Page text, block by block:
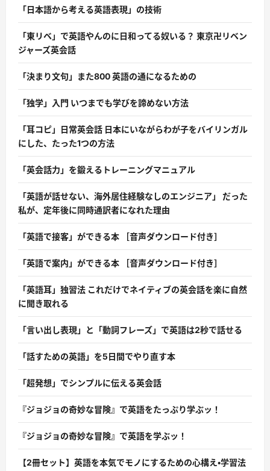
「日本語から考える英語表現」の技術
「東リベ」で英語やんのに日和ってる奴いる？ 東京卍リベン
ジャーズ英会話
「決まり文句」また800 英語の通になるための
「独学」入門 いつまでも学びを諦めない方法
「耳コピ」日常英会話 日本にいながらわが子をバイリンガル
にした、たった1つの方法
「英会話力」を鍛えるトレーニングマニュアル
「英語が話せない、海外居住経験なしのエンジニア」 だった
私が、定年後に同時通訳者になれた理由
「英語で接客」ができる本 ［音声ダウンロード付き］
「英語で案内」ができる本 ［音声ダウンロード付き］
「英語耳」独習法 これだけでネイティブの英会話を楽に自然
に聞き取れる
「言い出し表現」と「動詞フレーズ」で英語は2秒で話せる
「話すための英語」を5日間でやり直す本
「超発想」でシンプルに伝える英会話
『ジョジョの奇妙な冒険』で英語をたっぷり学ぶッ！
『ジョジョの奇妙な冒険』で英語を学ぶッ！
【2冊セット】英語を本気でモノにするための心構え・学習法